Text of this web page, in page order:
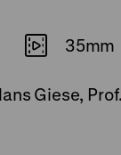
35mm
Giese,